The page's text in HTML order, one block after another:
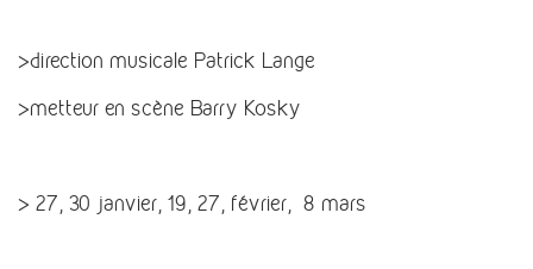
>direction musicale Patrick Lange
>metteur en scène Barry Kosky
> 27, 30 janvier, 19, 27, février, 8 mars